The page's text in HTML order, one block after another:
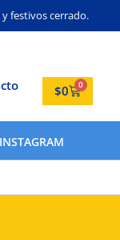
y festivos cerrado.
$0 0
INSTAGRAM